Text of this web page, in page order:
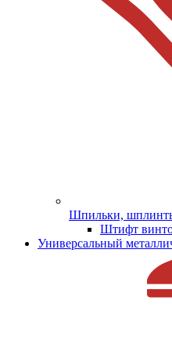
Шпильки,
Штифт
Универсальный